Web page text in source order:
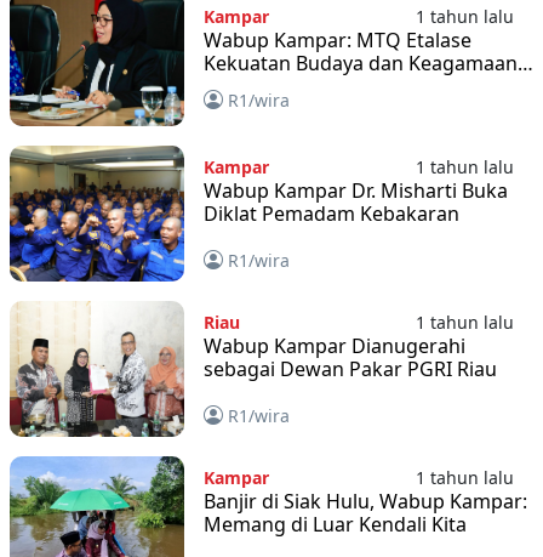
Kampar 1 tahun lalu
Wabup Kampar: MTQ Etalase
Kekuatan Budaya dan Keagamaan
Daerah
R1/wira
Kampar 1 tahun lalu
Wabup Kampar Dr. Misharti Buka
Diklat Pemadam Kebakaran
R1/wira
Riau 1 tahun lalu
Wabup Kampar Dianugerahi
sebagai Dewan Pakar PGRI Riau
R1/wira
Kampar 1 tahun lalu
Banjir di Siak Hulu, Wabup Kampar:
Memang di Luar Kendali Kita